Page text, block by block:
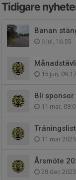
Tidigare
Banan
6 jul, 16:55
15 jun, 09:17
Bli
11 mar,
11 mar 2025
Årsmöte
28 dec 2023